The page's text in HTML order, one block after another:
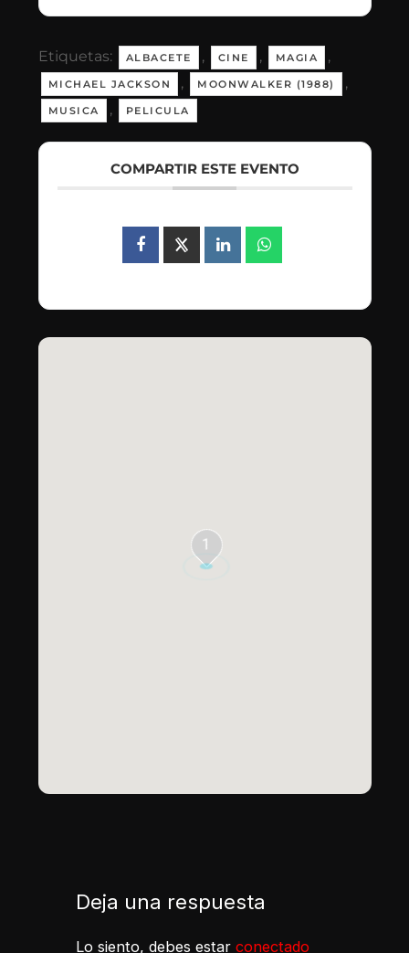
Etiquetas: ALBACETE , CINE , MAGIA ,
MICHAEL JACKSON , MOONWALKER (1988) ,
MUSICA , PELICULA
COMPARTIR ESTE EVENTO
1
Deja una respuesta
Lo siento, debes estar conectado